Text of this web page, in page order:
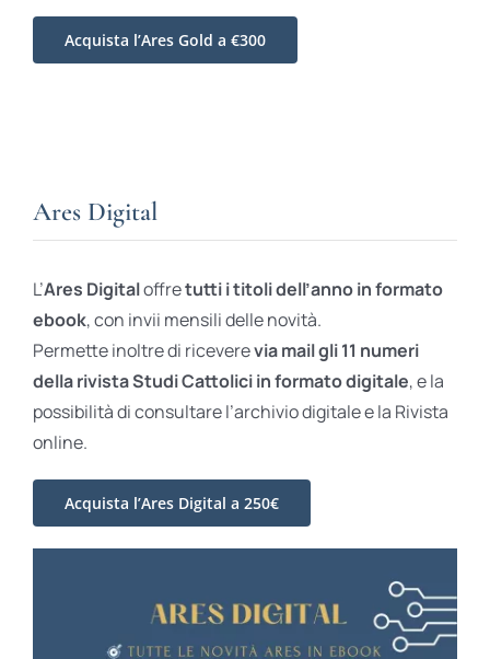
Acquista l’Ares Gold a €300
Ares Digital
L’Ares Digitaloffretutti i titoli dell’anno in formato
ebook, con invii mensili delle novità.
Permette inoltre di riceverevia mail gli 11 numeri
della rivista Studi Cattolici in formato digitale, e la
possibilità di consultare l’archivio digitale e la Rivista
online.
Acquista l’Ares Digital a 250€